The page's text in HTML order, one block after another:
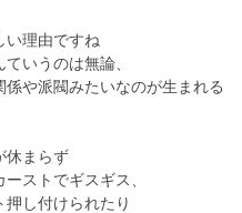
い理由ですね
いうのは無論、
や派閥みたいなのが生まれる
休まらず
ストでギスギス、
し付けられたり